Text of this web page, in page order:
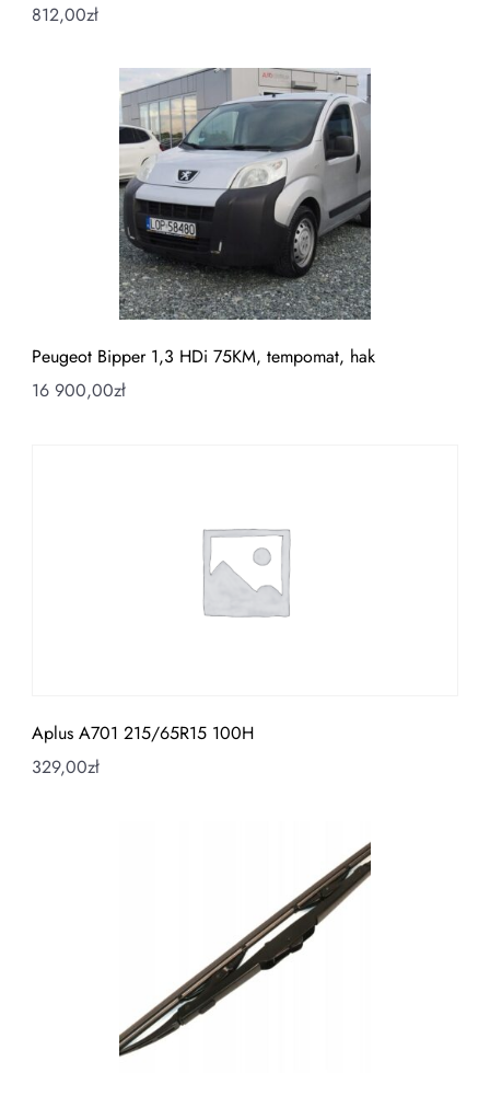
812,00zł
Peugeot Bipper 1,3 HDi 75KM, tempomat, hak
16 900,00zł
Aplus A701 215/65R15 100H
329,00zł